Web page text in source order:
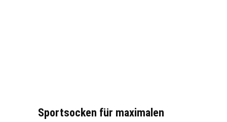
Sportsocken für maximalen